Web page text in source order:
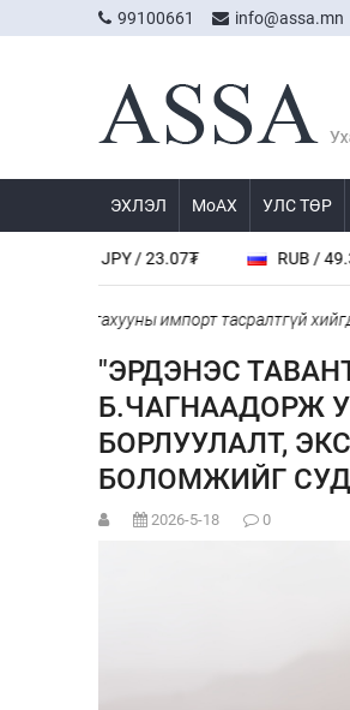
99100661 info@assa.mn
ЭХЛЭЛ МоАХ УЛС ТӨР
JPY / 23.07₮ RUB / 49.34₮
шатахууны импорт тасралтгүй хийгдэж
"ЭРДЭНЭС
Б.ЧАГНААДОРЖ
БОРЛУУЛАЛТ,
БОЛОМЖИЙГ
2026-5-18 0